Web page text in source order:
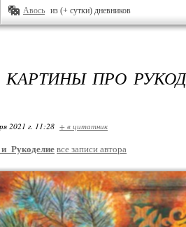
Авось из (+ сутки) дневников
ПРО
2021 г. 11:28 + в цитатник
все записи автора